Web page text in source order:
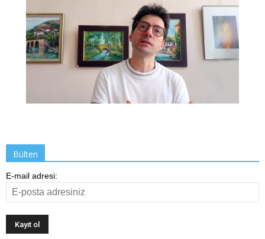
Bülten
E-mail adresi: